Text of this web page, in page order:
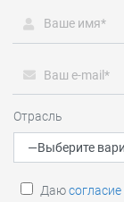
Отрасль
Даюсогласие